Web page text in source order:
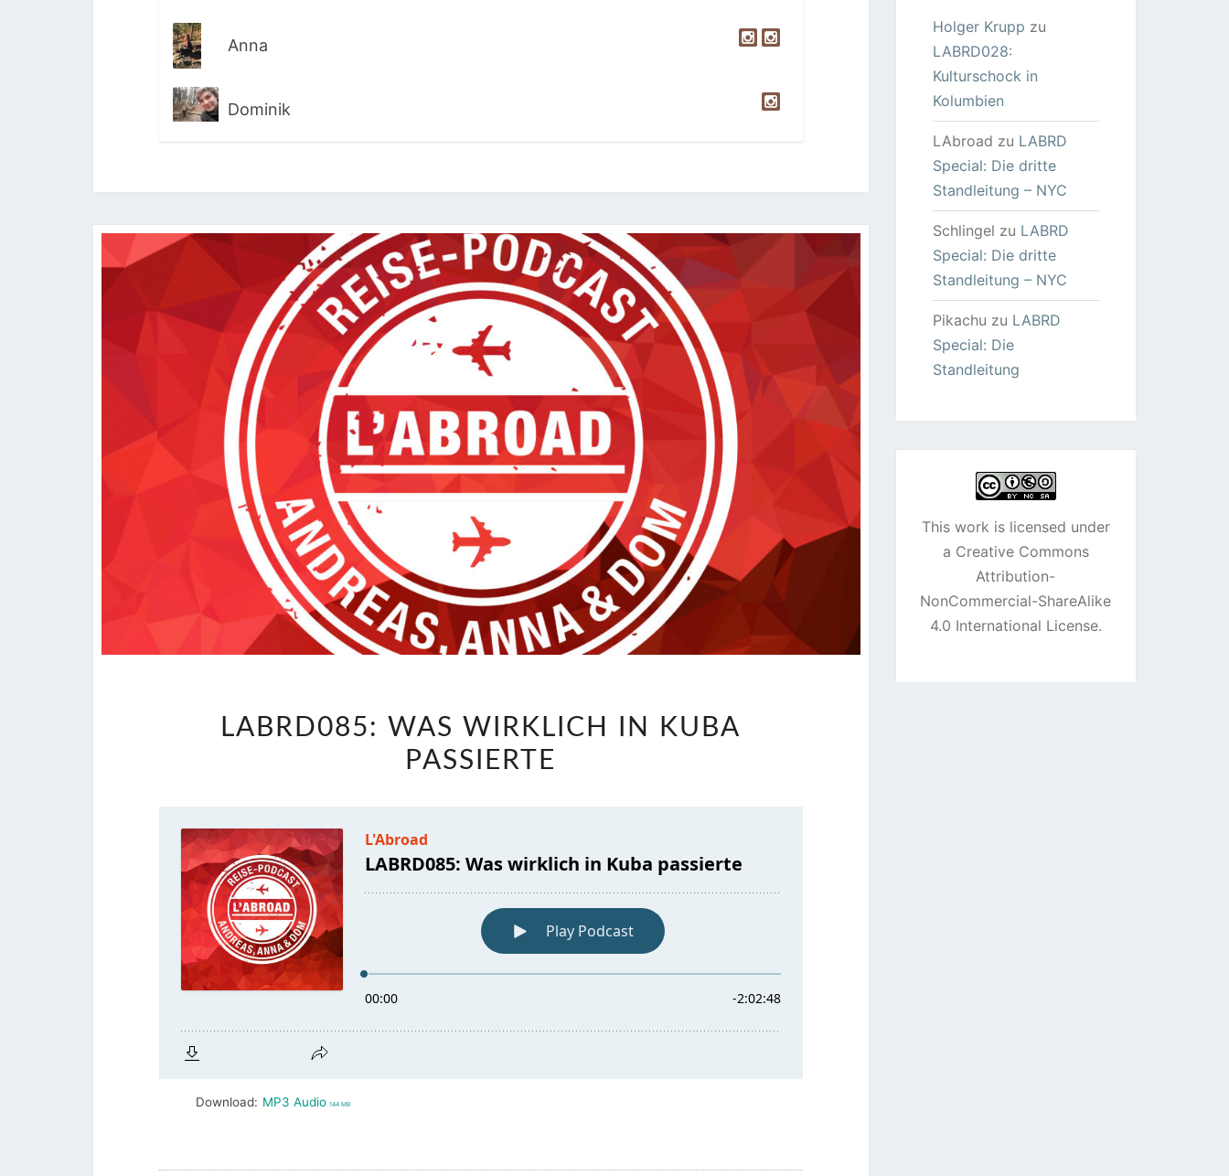
Anna
Dominik
WAS
WIRKLICH
LABRD085: WAS WIRKLICH IN KUBA
PASSIERTE
Download: MP3 Audio 144 MB
Holger Krupp zu
LABRD028:
Kulturschock in
Kolumbien
LAbroad zu LABRD
Special: Die dritte
Standleitung – NYC
Schlingel zu LABRD
Special: Die dritte
Standleitung – NYC
Pikachu zu LABRD
Special: Die
Standleitung
This work is licensed under
a Creative Commons
Attribution-
NonCommercial-ShareAlike
4.0 International License.